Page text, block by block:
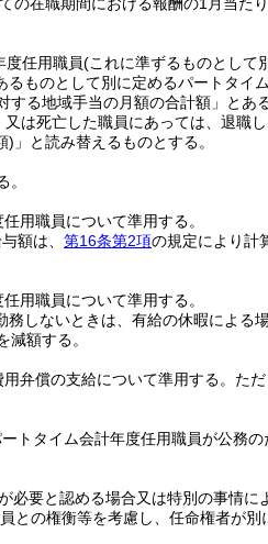
度任用職員(これに準ずるものとして
ものとして別に定めるパートタイ
する地域手当の月額の合計額」とあ
又は死亡した職員にあっては、退職
) 」と読み替えるものとする。
用職員について準用する。
額は、 第16条第2項の規定により計
用職員について準用する。
しないときは、有給の休暇による
減額する。
弁償の支給について準用する。 た
トタイム会計年度任用職員が公務
必要と認める場合又は特別の事情
の権衡等を考慮し、任命権者が別